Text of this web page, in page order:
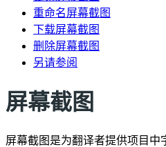
重命名屏幕截图
下载屏幕截图
删除屏幕截图
另请参阅
屏幕截图
屏幕截图是为翻译者提供项目